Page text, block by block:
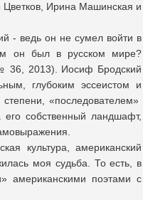
Цветков, Ирина Машинская и
- ведь он не сумел войти в
он был в русском мире?
36, 2013). Иосиф Бродский
глубоким эссеистом и
«последователем»
собственный ландшафт,
культура, американский
моя судьба. То есть, в
американскими поэтами с